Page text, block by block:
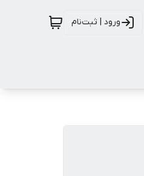
ورود | ثبت‌نام